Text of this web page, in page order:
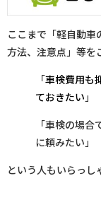
ここまで「軽自動車
方法、注意点 」等を
「車検費用も
ておきたい 」
「車検の場
に頼みたい」
という人もいらっし